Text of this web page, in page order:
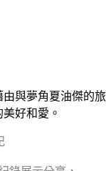
與夢角夏油傑的旅
好和愛。